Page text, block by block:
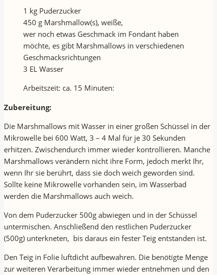
1 kg Puderzucker
450 g Marshmallow(s), weiße,
wer noch etwas Geschmack im Fondant haben
möchte, es gibt Marshmallows in verschiedenen
Geschmacksrichtungen
3 EL Wasser
Arbeitszeit: ca. 15 Minuten:
Zubereitung:
Die Marshmallows mit Wasser in einer großen Schüssel in der
Mikrowelle bei 600 Watt, 3 – 4 Mal für je 30 Sekunden
erhitzen. Zwischendurch immer wieder kontrollieren. Manche
Marshmallows verändern nicht ihre Form, jedoch merkt Ihr,
wenn Ihr sie berührt, dass sie doch weich geworden sind.
Sollte keine Mikrowelle vorhanden sein, im Wasserbad
werden die Marshmallows auch weich.
Von dem Puderzucker 500g abwiegen und in der Schüssel
untermischen. Anschließend den restlichen Puderzucker
(500g) unterkneten, bis daraus ein fester Teig entstanden ist.
Den Teig in Folie luftdicht aufbewahren. Die benötigte Menge
zur weiteren Verarbeitung immer wieder entnehmen und den